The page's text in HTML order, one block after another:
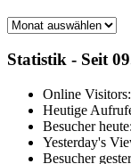
Archiv
Statistik - Seit
Online Visitors:
Heutige
Besucher heute:
Yesterday's
Besucher